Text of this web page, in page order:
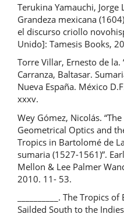
Terukina Yamauchi,
Grandeza mexicana
el discurso criollo
Unido]: Tamesis Books,
Torre Villar, Ernesto de
Carranza, Baltasar.
Nueva España. México
xxxv.
Wey Gómez, Nicolás.
Geometrical Optics and
Tropics in Bartolomé de
sumaria (1527-1561)”.
Mellon & Lee Palmer
2010. 11- 53.
__________. The Tropics
Sailded South to the